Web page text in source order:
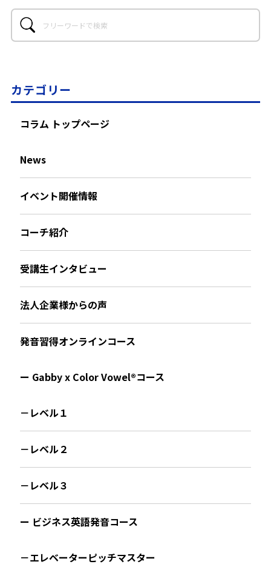
カテゴリー
コラム トップページ
News
イベント開催情報
コーチ紹介
受講生インタビュー
法人企業様からの声
発音習得オンラインコース
ー Gabby x Color Vowel®︎コース
－レベル１
－レベル２
－レベル３
ー ビジネス英語発音コース
－エレベーターピッチマスター